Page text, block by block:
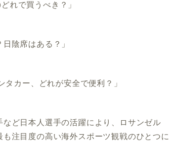
れで買うべき？」
陰席はある？」
タカー、どれが安全で便利？」
ど日本人選手の活躍により、ロサンゼル
注目度の高い海外スポーツ観戦のひとつに